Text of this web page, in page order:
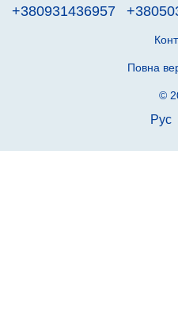
+380931436957
Повна
©
Рус